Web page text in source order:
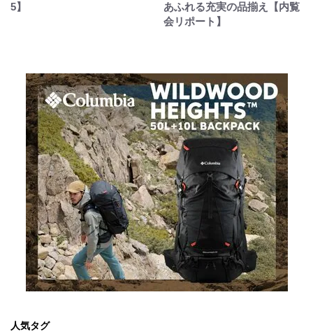
5】
あふれる充実の品揃え【内覧
会リポート】
人気タグ